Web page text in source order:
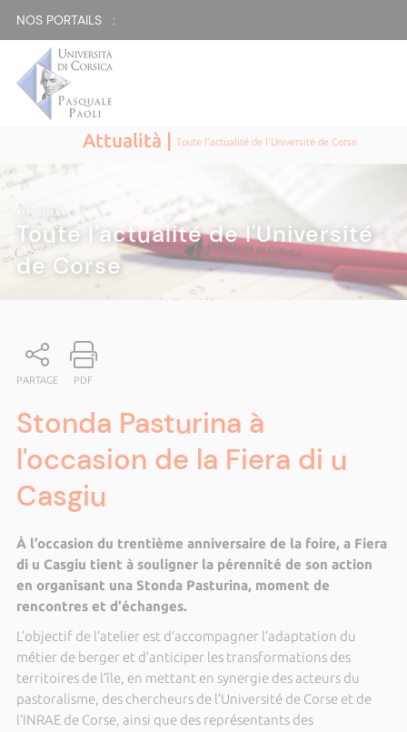
NOS PORTAILS :
Attualità |Toute l'actualité de l'Université de Corse
ATTUALITÀ|
Toute l'actualité de l'Université
de Corse
PARTAGE PDF
Stonda Pasturina à
l'occasion de la Fiera di u
Casgiu
À l’occasion du trentième anniversaire de la foire, a Fiera
di u Casgiu tient à souligner la pérennité de son action
en organisant una Stonda Pasturina, moment de
rencontres et d'échanges.
L’objectif de l’atelier est d’accompagner l’adaptation du
métier de berger et d’anticiper les transformations des
territoires de l’île, en mettant en synergie des acteurs du
pastoralisme, des chercheurs de l’Université de Corse et de
l’INRAE de Corse, ainsi que des représentants des